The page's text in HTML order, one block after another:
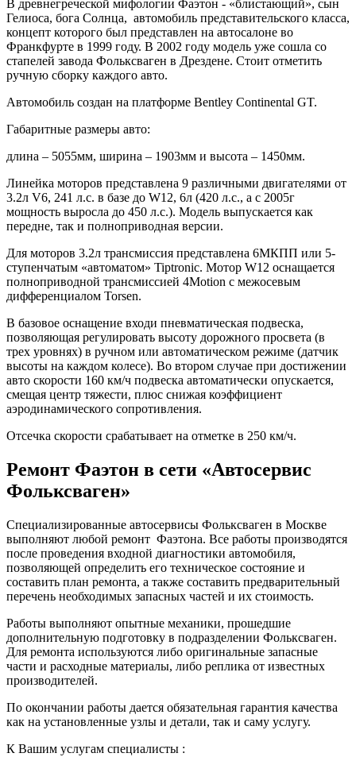
В древнегреческой мифологии Фаэтон - «блистающий», сын
Гелиоса, бога Солнца, автомобиль представительского класса,
концепт которого был представлен на автосалоне во
Франкфурте в 1999 году. В 2002 году модель уже сошла со
стапелей завода Фольксваген в Дрездене. Стоит отметить
ручную сборку каждого авто.
Автомобиль создан на платформе Bentley Continental GT.
Габаритные размеры авто:
длина – 5055мм, ширина – 1903мм и высота – 1450мм.
Линейка моторов представлена 9 различными двигателями от
3.2л V6, 241 л.с. в базе до W12, 6л (420 л.с., а с 2005г
мощность выросла до 450 л.с.). Модель выпускается как
передне, так и полноприводная версии.
Для моторов 3.2л трансмиссия представлена 6МКПП или 5-
ступенчатым «автоматом» Tiptronic. Мотор W12 оснащается
полноприводной трансмиссией 4Motion с межосевым
дифференциалом Torsen.
В базовое оснащение входи пневматическая подвеска,
позволяющая регулировать высоту дорожного просвета (в
трех уровнях) в ручном или автоматическом режиме (датчик
высоты на каждом колесе). Во втором случае при достижении
авто скорости 160 км/ч подвеска автоматически опускается,
смещая центр тяжести, плюс снижая коэффициент
аэродинамического сопротивления.
Отсечка скорости срабатывает на отметке в 250 км/ч.
Ремонт Фаэтон в сети «Автосервис
Фольксваген»
Специализированные автосервисы Фольксваген в Москве
выполняют любой ремонт Фаэтона. Все работы производятся
после проведения входной диагностики автомобиля,
позволяющей определить его техническое состояние и
составить план ремонта, а также составить предварительный
перечень необходимых запасных частей и их стоимость.
Работы выполняют опытные механики, прошедшие
дополнительную подготовку в подразделении Фольксваген.
Для ремонта используются либо оригинальные запасные
части и расходные материалы, либо реплика от известных
производителей.
По окончании работы дается обязательная гарантия качества
как на установленные узлы и детали, так и саму услугу.
К Вашим услугам специалисты :